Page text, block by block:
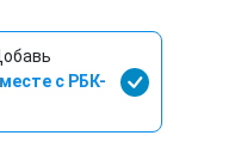
с РБК-